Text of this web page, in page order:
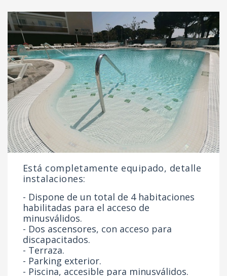
Está completamente equipado, detalle
instalaciones:
- Dispone de un total de 4 habitaciones
habilitadas para el acceso de
minusválidos.
- Dos ascensores, con acceso para
discapacitados.
- Terraza.
- Parking exterior.
- Piscina, accesible para minusválidos.